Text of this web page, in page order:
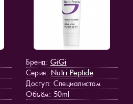
Бренд: GiGi
Серия: Nutri Peptide
Доступ: Специалистам
Объём: 50ml